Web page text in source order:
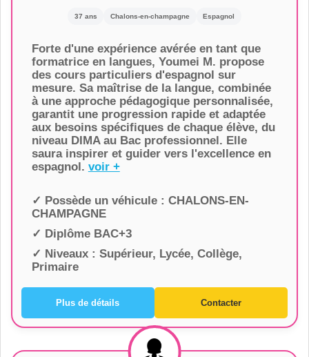
37 ans Chalons-en-champagne Espagnol
Forte d'une expérience avérée en tant que
formatrice en langues, Youmei M. propose
des cours particuliers d'espagnol sur
mesure. Sa maîtrise de la langue, combinée
à une approche pédagogique personnalisée,
garantit une progression rapide et adaptée
aux besoins spécifiques de chaque élève, du
niveau DIMA au Bac professionnel. Elle
saura inspirer et guider vers l'excellence en
espagnol. voir +
✓ Possède un véhicule : CHALONS-EN-
CHAMPAGNE
✓ Diplôme BAC+3
✓ Niveaux : Supérieur, Lycée, Collège,
Primaire
Plus de détails Contacter